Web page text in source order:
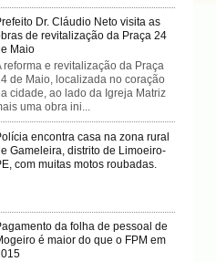
Dr. Cláudio Neto visita as
de revitalização da Praça 24
Maio
reforma e revitalização da Praça
de Maio, localizada no coração
cidade, ao lado da Igreja Matriz
uma obra ini...
encontra casa na zona rural
Gameleira, distrito de Limoeiro-
com muitas motos roubadas.
da folha de pessoal de
é maior do que o FPM em